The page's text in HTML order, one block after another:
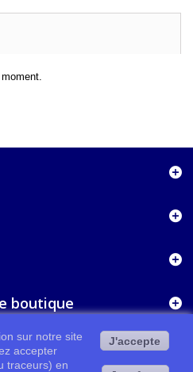
boutique
sur notre site
accepter
traceurs) en
J'accepte